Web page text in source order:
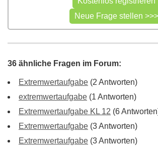
36 ähnliche Fragen im Forum:
Extremwertaufgabe (2 Antworten)
extremwertaufgabe (1 Antworten)
Extremwertaufgabe KL 12 (6
Extremwertaufgabe (3 Antworten)
Extremwertaufgabe (3 Antworten)